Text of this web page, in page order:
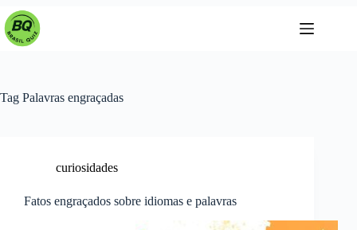
Pular
para
Tag Palavras engraçadas
curiosidades
Fatos engraçados sobre idiomas e palavras